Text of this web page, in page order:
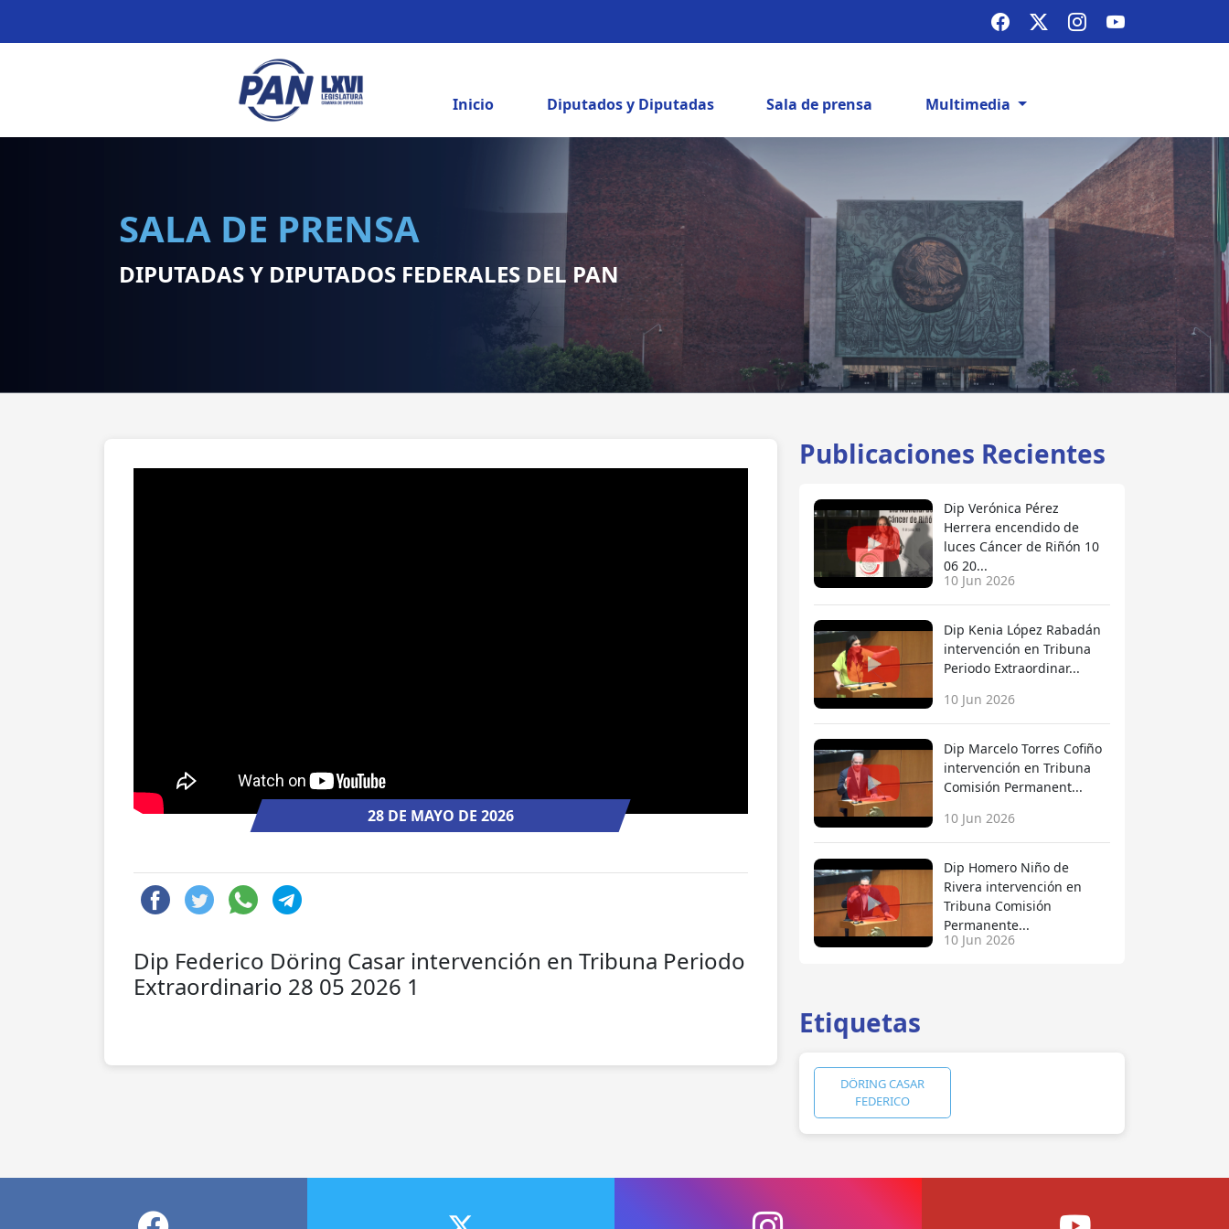
Inicio Diputados y Diputadas Sala de prensa Multimedia
SALA DE PRENSA
DIPUTADAS Y DIPUTADOS FEDERALES DEL PAN
28 DE MAYO DE 2026
Dip Federico Döring Casar intervención en Tribuna Periodo
Extraordinario 28 05 2026 1
Publicaciones Recientes
Dip Verónica Pérez
Herrera encendido de
luces Cáncer de Riñón 10
06 20...
10 Jun 2026
Dip Kenia López Rabadán
intervención en Tribuna
Periodo Extraordinar...
10 Jun 2026
Dip Marcelo Torres Cofiño
intervención en Tribuna
Comisión Permanent...
10 Jun 2026
Dip Homero Niño de
Rivera intervención en
Tribuna Comisión
Permanente...
10 Jun 2026
Etiquetas
DÖRING CASAR
FEDERICO